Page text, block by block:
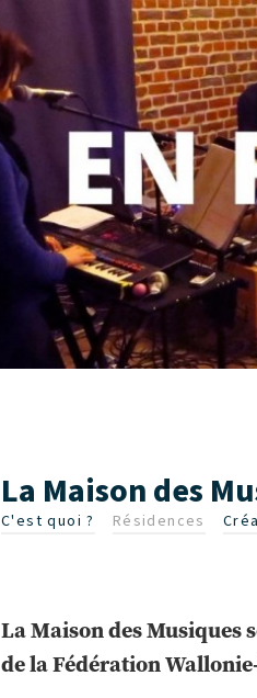
La Maison des
C'est quoi ? Résidences
La Maison des Musiques
de la Fédération